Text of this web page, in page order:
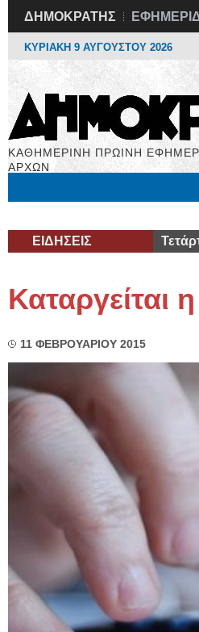
ΔΗΜΟΚΡΑΤΗΣ
ΚΥΡΙΑΚΗ 9 ΑΥΓΟΥΣΤΟΥ 2026
ΚΑΘΗΜΕΡΙΝΗ ΠΡΩΙΝΗ
ΑΡΧΩΝ
ΕΙΔΗΣΕΙΣ
11 ΦΕΒΡΟΥΑΡΙΟΥ 2015